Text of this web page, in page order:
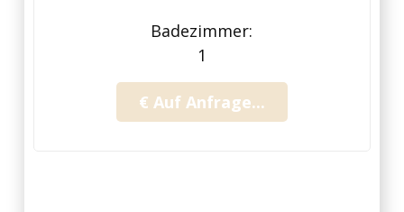
Badezimmer:
1
€ Auf Anfrage...